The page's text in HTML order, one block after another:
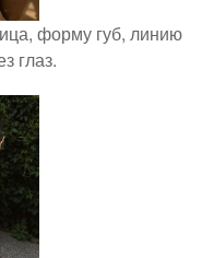
форму губ, линию
глаз.